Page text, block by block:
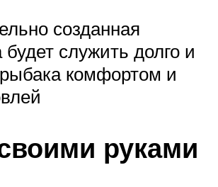
созданная
служить долго и
комфортом и
руками